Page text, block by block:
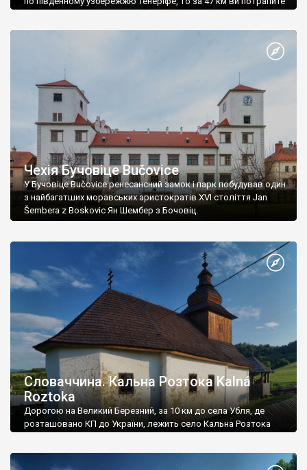
Чехія Бучовіце Bučovice
У Бучовіце Bučovice ренесансний замок і парк побудував один
з найбагатших моравських аристократів XVI століття Jan
Šembera z Boskovic Ян Шембер з Бочовіц.
Словаччина. Кальна Розтока Kalná
Roztoka
Дорогою на Великий Березний, за 10 км до села Убля, де
розташовано КП до України, лежить село Кальна Розтока